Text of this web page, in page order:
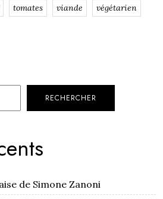
tomates viande
végétarien
RECHERCHER
de Simone Zanoni